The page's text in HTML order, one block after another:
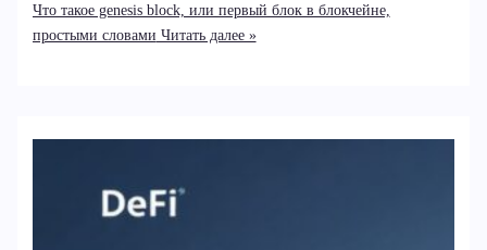
Что такое genesis block, или первый блок в блокчейне,
простыми словами Читать далее »